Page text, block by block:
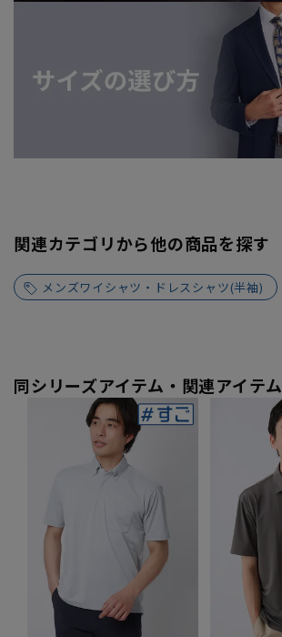
関連カテゴリから他の商品を探す
メンズワイシャツ・ドレスシャツ(半袖)
同シリーズアイテム・関連アイテム